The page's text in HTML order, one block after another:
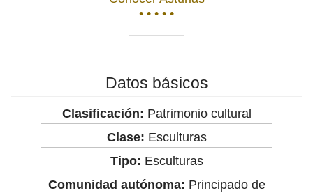
• • • • •
Datos básicos
Clasificación: Patrimonio cultural
Clase: Esculturas
Tipo: Esculturas
Comunidad autónoma: Principado de